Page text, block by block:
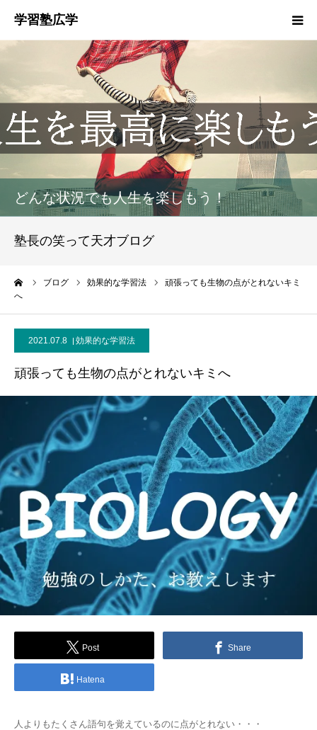
どんな状況でも人生を楽しもう！
塾長の笑って天才ブログ
ブログ 効果的な学習法
頑張っても生物の点がとれないキミ
へ
2021.07.8 効果的な学習法
頑張っても生物の点がとれないキミへ
Post Share
Hatena
人よりもたくさん語句を覚えているのに点がとれない・・・
塾概要
お知らせ
指導方針
HGM
ブログ